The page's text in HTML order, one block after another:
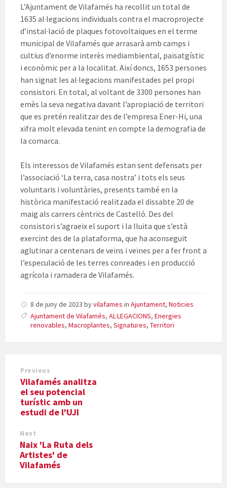
L’Ajuntament de Vilafamés ha recollit un total de
1635 al·legacions individuals contra el macroprojecte
d’instal·lació de plaques fotovoltaiques en el terme
municipal de Vilafamés que arrasarà amb camps i
cultius d’enorme interès mediambiental, paisatgístic
i econòmic per a la localitat. Així doncs, 1653 persones
han signat les al·legacions manifestades pel propi
consistori. En total, al voltant de 3300 persones han
emès la seva negativa davant l’apropiació de territori
que es pretén realitzar des de l’empresa Ener-Hi, una
xifra molt elevada tenint en compte la demografia de
la comarca.
Els interessos de Vilafamés estan sent defensats per
l’associació ‘La terra, casa nostra’ i tots els seus
voluntaris i voluntàries, presents també en la
històrica manifestació realitzada el dissabte 20 de
maig als carrers cèntrics de Castelló. Des del
consistori s’agraeix el suport i la lluita que s’està
exercint des de la plataforma, que ha aconseguit
aglutinar a centenars de veïns i veïnes per a fer front a
l’especulació de les terres conreades i en producció
agrícola i ramadera de Vilafamés.
8 de juny de 2023 byvilafames in Ajuntament, Noticies
Ajuntament de Vilafamés, AL·LEGACIONS, Energies
renovables, Macroplantes, Signatures, Territori
Previous
Vilafamés analitza
el seu potencial
turístic amb un
estudi de l'UJI
Next
Naix 'La Ruta dels
Artistes' de
Vilafamés